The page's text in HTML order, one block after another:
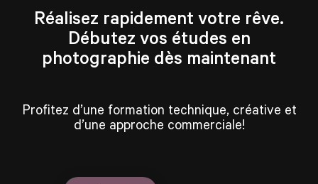
Réalisez rapidement votre rêve.
Débutez vos études en
photographie dès maintenant
Profitez d’une formation technique, créative et
d’une approche commerciale!